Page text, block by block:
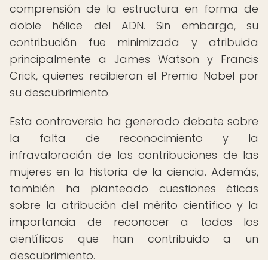
comprensión de la estructura en forma de
doble hélice del ADN. Sin embargo, su
contribución fue minimizada y atribuida
principalmente a James Watson y Francis
Crick, quienes recibieron el Premio Nobel por
su descubrimiento.
Esta controversia ha generado debate sobre
la falta de reconocimiento y la
infravaloración de las contribuciones de las
mujeres en la historia de la ciencia. Además,
también ha planteado cuestiones éticas
sobre la atribución del mérito científico y la
importancia de reconocer a todos los
científicos que han contribuido a un
descubrimiento.